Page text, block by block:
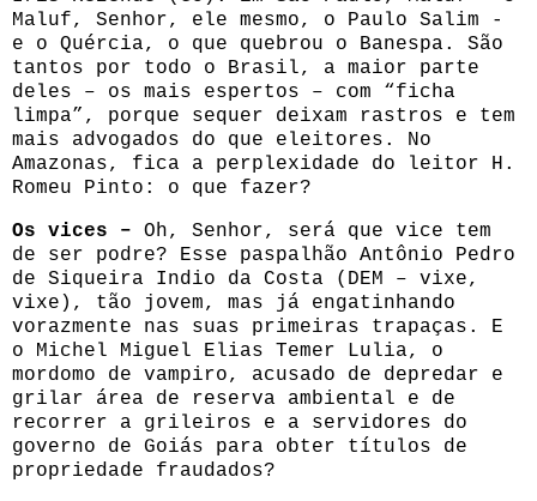
Maluf, Senhor, ele mesmo, o Paulo Salim -
e o Quércia, o que quebrou o Banespa. São
tantos por todo o Brasil, a maior parte
deles – os mais espertos – com “ficha
limpa”, porque sequer deixam rastros e tem
mais advogados do que eleitores. No
Amazonas, fica a perplexidade do leitor H.
Romeu Pinto: o que fazer?
Os vices – Oh, Senhor, será que vice tem
de ser podre? Esse paspalhão Antônio Pedro
de Siqueira Indio da Costa (DEM – vixe,
vixe), tão jovem, mas já engatinhando
vorazmente nas suas primeiras trapaças. E
o Michel Miguel Elias Temer Lulia, o
mordomo de vampiro, acusado de depredar e
grilar área de reserva ambiental e de
recorrer a grileiros e a servidores do
governo de Goiás para obter títulos de
propriedade fraudados?